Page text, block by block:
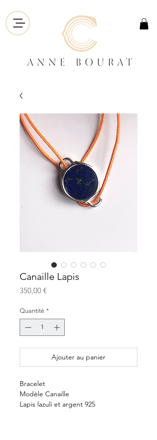
Canaille Lapis
350,00 €Prix
Quantité *
Ajouter au panier
Bracelet
Modèle Canaille
Lapis lazuli et argent 925